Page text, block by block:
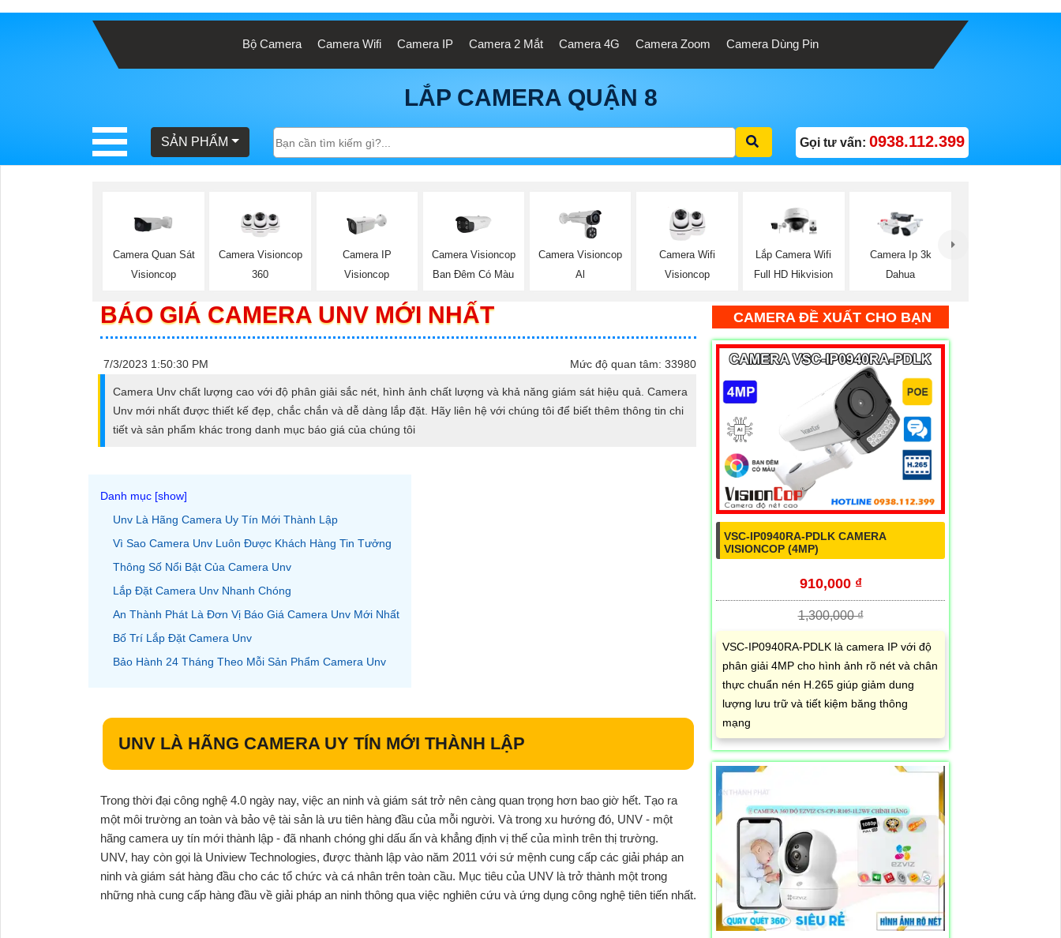
Bộ Camera Camera Wifi Camera IP Camera 2 Mắt Camera 4G Camera Zoom Camera Dùng Pin
LẮP CAMERA QUẬN 8
SẢN PHẨM Gọi tư vấn: 0938.112.399
Camera Quan Sát
Visioncop
Camera Visioncop
360
Camera IP
Visioncop
Camera Visioncop
Ban Đêm Có Màu
Camera Visioncop
Al
Camera Wifi
Visioncop
Lắp Camera Wifi
Full HD Hikvision
Camera Ip 3k
Dahua
BÁO GIÁ CAMERA UNV MỚI NHẤT
7/3/2023 1:50:30 PM Mức độ quan tâm: 33980
Camera Unv chất lượng cao với độ phân giải sắc nét, hình ảnh chất lượng và khả năng giám sát hiệu quả. Camera
Unv mới nhất được thiết kế đẹp, chắc chắn và dễ dàng lắp đặt. Hãy liên hệ với chúng tôi để biết thêm thông tin chi
tiết và sản phẩm khác trong danh mục báo giá của chúng tôi
Unv Là Hãng Camera Uy Tín Mới Thành Lập
Vì Sao Camera Unv Luôn Được Khách Hàng Tin Tưởng
Thông Số Nổi Bật Của Camera Unv
Lắp Đặt Camera Unv Nhanh Chóng
An Thành Phát Là Đơn Vị Báo Giá Camera Unv Mới Nhất
Bố Trí Lắp Đặt Camera Unv
Bảo Hành 24 Tháng Theo Mỗi Sản Phẩm Camera Unv
UNV LÀ HÃNG CAMERA UY TÍN MỚI THÀNH LẬP
Trong thời đại công nghệ 4.0 ngày nay, việc an ninh và giám sát trở nên càng quan trọng hơn bao giờ hết. Tạo ra
một môi trường an toàn và bảo vệ tài sản là ưu tiên hàng đầu của mỗi người. Và trong xu hướng đó, UNV - một
hãng camera uy tín mới thành lập - đã nhanh chóng ghi dấu ấn và khẳng định vị thế của mình trên thị trường.
UNV, hay còn gọi là Uniview Technologies, được thành lập vào năm 2011 với sứ mệnh cung cấp các giải pháp an
ninh và giám sát hàng đầu cho các tổ chức và cá nhân trên toàn cầu. Mục tiêu của UNV là trở thành một trong
những nhà cung cấp hàng đầu về giải pháp an ninh thông qua việc nghiên cứu và ứng dụng công nghệ tiên tiến nhất.
CAMERA ĐỀ XUẤT CHO BẠN
VSC-IP0940RA-PDLK CAMERA
VISIONCOP (4MP)
910,000 ₫
1,300,000 ₫
VSC-IP0940RA-PDLK là camera IP với độ
phân giải 4MP cho hình ảnh rõ nét và chân
thực chuẩn nén H.265 giúp giảm dung
lượng lưu trữ và tiết kiệm băng thông
mạng